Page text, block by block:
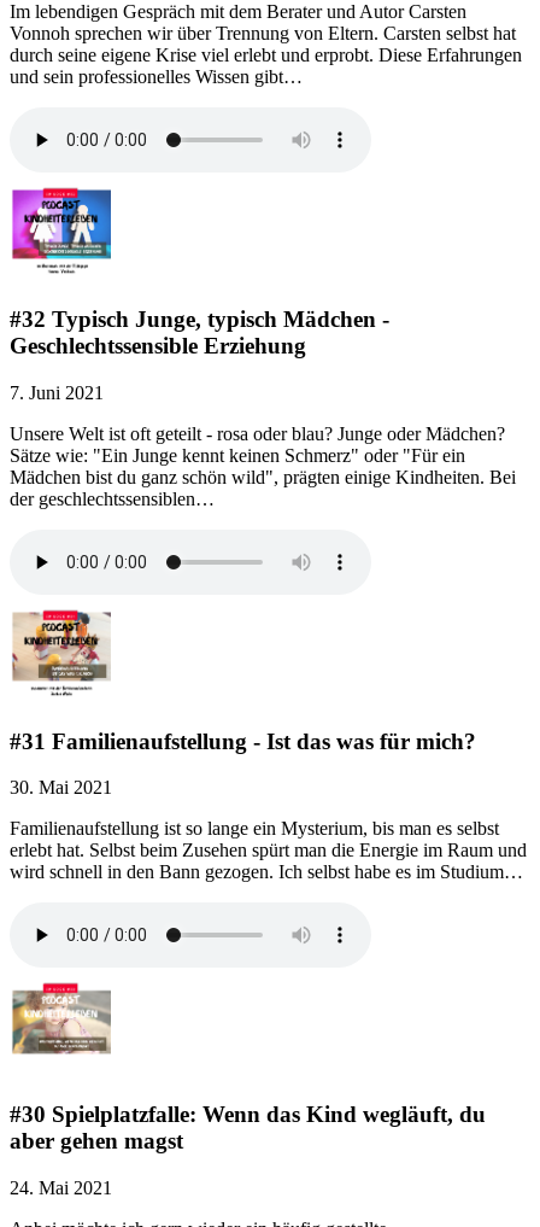
Im lebendigen Gespräch mit dem Berater und Autor Carsten
Vonnoh sprechen wir über Trennung von Eltern. Carsten selbst hat
durch seine eigene Krise viel erlebt und erprobt. Diese Erfahrungen
und sein professionelles Wissen gibt…
#32 Typisch Junge, typisch Mädchen -
Geschlechtssensible Erziehung
7. Juni 2021
Unsere Welt ist oft geteilt - rosa oder blau? Junge oder Mädchen?
Sätze wie: "Ein Junge kennt keinen Schmerz" oder "Für ein
Mädchen bist du ganz schön wild", prägten einige Kindheiten. Bei
der geschlechtssensiblen…
#31 Familienaufstellung - Ist das was für mich?
30. Mai 2021
Familienaufstellung ist so lange ein Mysterium, bis man es selbst
erlebt hat. Selbst beim Zusehen spürt man die Energie im Raum und
wird schnell in den Bann gezogen. Ich selbst habe es im Studium…
#30 Spielplatzfalle: Wenn das Kind wegläuft, du
aber gehen magst
24. Mai 2021